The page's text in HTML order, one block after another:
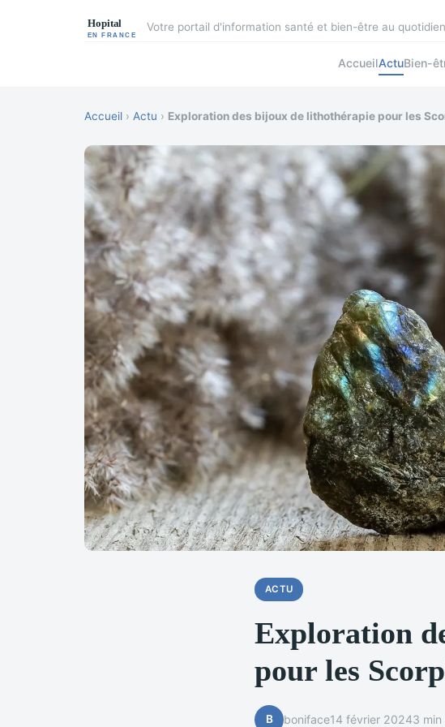
Votre portail d'information santé et bien-être au quotidien
AccueilActuBien-
Accueil › Actu › Exploration des bijoux de lithothérapie pour les
ACTU
Exploration
pour les
B boniface14 février 20243